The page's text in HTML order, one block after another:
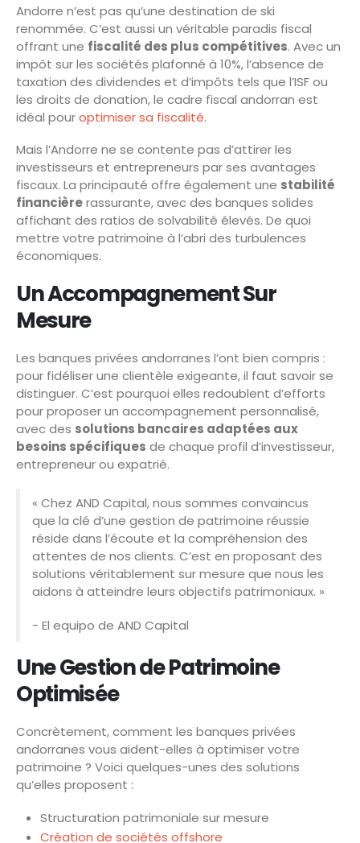
Andorre n’est pas qu’une destination de ski
renommée. C’est aussi un véritable paradis fiscal
offrant une fiscalité des plus compétitives. Avec un
impôt sur les sociétés plafonné à 10%, l’absence de
taxation des dividendes et d’impôts tels que l’ISF ou
les droits de donation, le cadre fiscal andorran est
idéal pouroptimiser sa fiscalité.
Mais l’Andorre ne se contente pas d’attirer les
investisseurs et entrepreneurs par ses avantages
fiscaux. La principauté offre également une stabilité
financièrerassurante, avec des banques solides
affichant des ratios de solvabilité élevés. De quoi
mettre votre patrimoine à l’abri des turbulences
économiques.
Un Accompagnement Sur
Mesure
Les banques privées andorranes l’ont bien compris :
pour fidéliser une clientèle exigeante, il faut savoir se
distinguer. C’est pourquoi elles redoublent d’efforts
pour proposer un accompagnement personnalisé,
avec des solutions bancaires adaptées aux
besoins spécifiques de chaque profil d’investisseur,
entrepreneur ou expatrié.
« Chez AND Capital, nous sommes convaincus
que la clé d’une gestion de patrimoine réussie
réside dans l’écoute et la compréhension des
attentes de nos clients. C’est en proposant des
solutions véritablement sur mesure que nous les
aidons à atteindre leurs objectifs patrimoniaux. »
- El equipo de AND Capital
Une Gestion de Patrimoine
Optimisée
Concrètement, comment les banques privées
andorranes vous aident-elles à optimiser votre
patrimoine ? Voici quelques-unes des solutions
qu’elles proposent :
Structuration patrimoniale sur mesure
Création de sociétés offshore